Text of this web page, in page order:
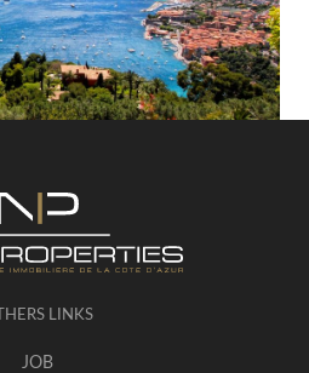
LINKS
JOB